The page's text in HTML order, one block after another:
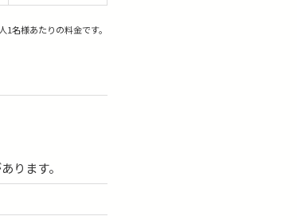
名様あたりの料金です。
ります。